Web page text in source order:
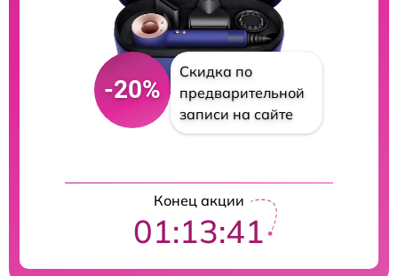
-20%
Скидка по
предварительной
записи на сайте
Конец акции
01:13:41